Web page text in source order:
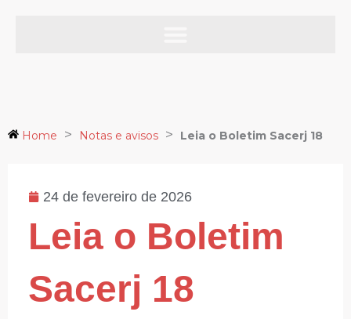
Home > Notas e avisos > Leia o Boletim Sacerj 18
24 de fevereiro de 2026
Leia o Boletim
Sacerj 18